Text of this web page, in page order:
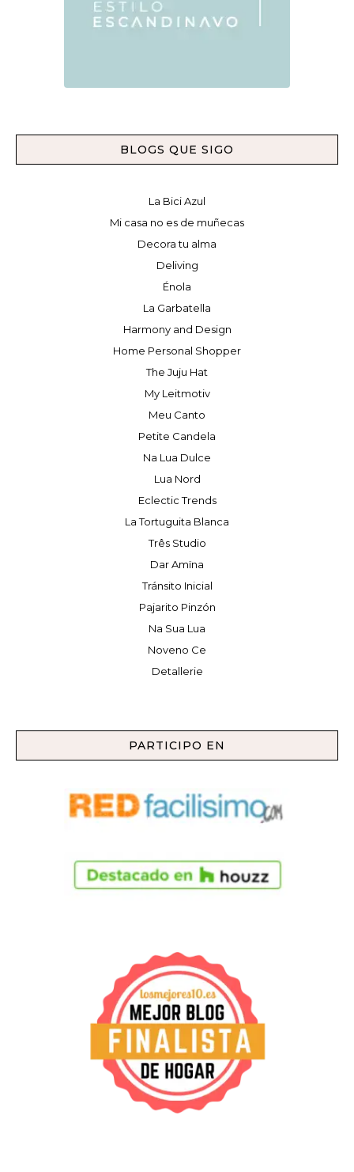
BLOGS QUE SIGO
La Bici Azul
Mi casa no es de muñecas
Decora tu alma
Deliving
Énola
La Garbatella
Harmony and Design
Home Personal Shopper
The Juju Hat
My Leitmotiv
Meu Canto
Petite Candela
Na Lua Dulce
Lua Nord
Eclectic Trends
La Tortuguita Blanca
Três Studio
Dar Amïna
Tránsito Inicial
Pajarito Pinzón
Na Sua Lua
Noveno Ce
Detallerie
PARTICIPO EN